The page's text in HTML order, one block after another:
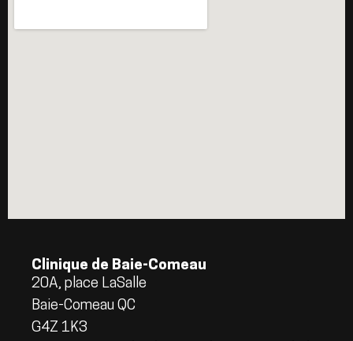
Clinique de Baie-Comeau
20A, place LaSalle
Baie-Comeau QC
G4Z 1K3